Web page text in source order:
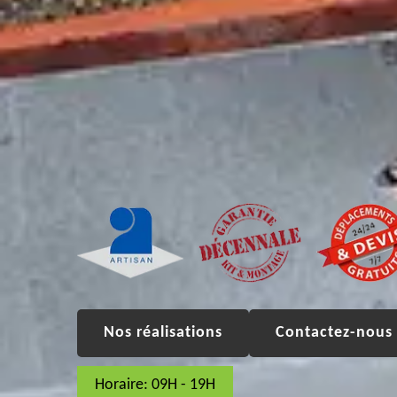
Nos réalisations Contactez-nous
Horaire: 09H - 19H